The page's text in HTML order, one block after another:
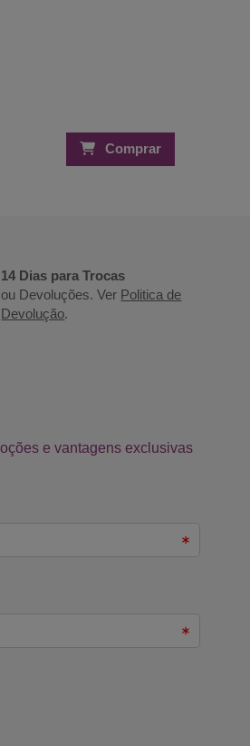
Comprar
14 Dias para Trocas
ou Devoluções. Ver Politica de
Devolução.